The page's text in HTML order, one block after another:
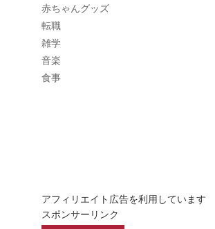
赤ちゃんグッズ
転職
雑学
音楽
食事
アフィリエイト広告を利用しています
スポンサーリンク